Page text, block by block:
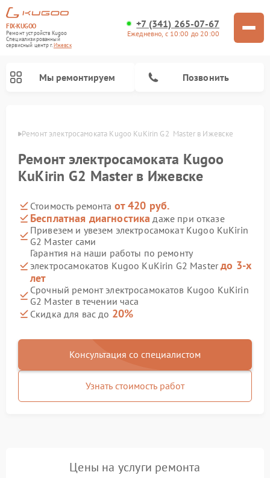
FIX-KUGOO
Ремонт устройств Kugoo
Специализированный
cервисный центр г.Ижевск
+7 (341) 265-07-67
Ежедневно, с 10:00 до 20:00
Мы ремонтируем Позвонить
Ремонт электросамоката Kugoo KuKirin G2  Master в Ижевске
Ремонт электросамоката Kugoo
KuKirin G2 Master в Ижевске
Стоимость ремонта от 420 руб.
Бесплатная диагностика даже при отказе
Привезем и увезем электросамокат Kugoo KuKirin
G2 Master сами
Гарантия на наши работы по ремонту
электросамокатов Kugoo KuKirin G2 Masterдо 3-х
лет
Срочный ремонт электросамокатов Kugoo KuKirin
G2 Master в течении часа
Скидка для вас до 20%
Консультация со специалистом
Узнать стоимость работ
Цены на услуги ремонта